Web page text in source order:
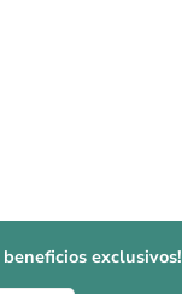
exclusivos!